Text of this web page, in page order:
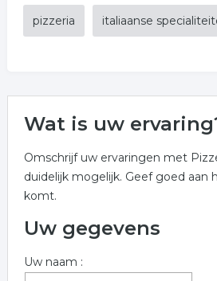
pizzeria italiaanse
Wat is uw
Omschrijf uw ervaringen met
duidelijk mogelijk. Geef goed aan
komt.
Uw gegevens
Uw naam :